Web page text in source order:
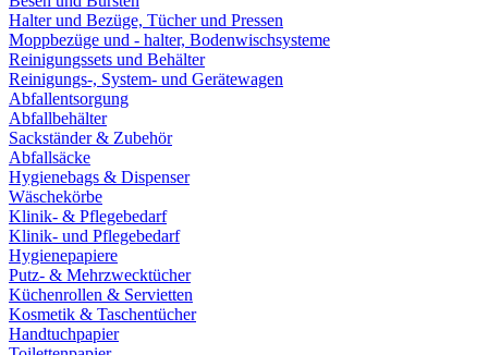
Halter und Bezüge, Tücher und Pressen
Moppbezüge und - halter, Bodenwischsysteme
Reinigungssets und Behälter
Reinigungs-, System- und Gerätewagen
Abfallentsorgung
Abfallbehälter
Sackständer & Zubehör
Abfallsäcke
Hygienebags & Dispenser
Wäschekörbe
Klinik- & Pflegebedarf
Klinik- und Pflegebedarf
Hygienepapiere
Putz- & Mehrzwecktücher
Küchenrollen & Servietten
Kosmetik & Taschentücher
Handtuchpapier